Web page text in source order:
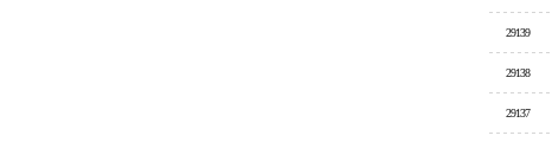
29139
29138
29137